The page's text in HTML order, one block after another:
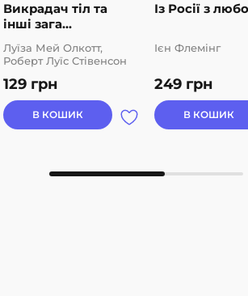
Викрадач тіл та
інші зага...
129 грн
Луїза Мей Олкотт,
Роберт Луїс Стівенсон
В КОШИК
Із Росії з
249 грн
Ієн Флемінг
В КОШИК